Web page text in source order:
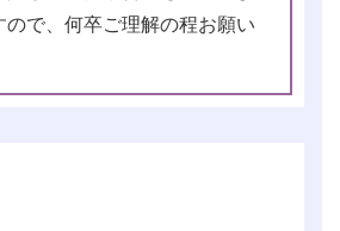
ので、何卒ご理解の程お願い